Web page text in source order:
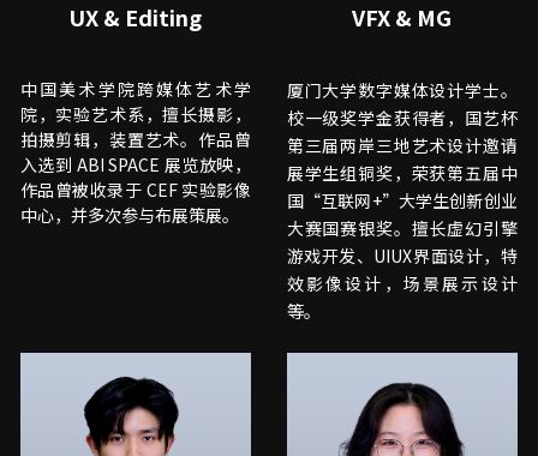
UX & Editing
中国美术学院跨媒体艺术学
院，实验艺术系，擅长摄影，
拍摄剪辑，装置艺术。作品曾
入选到 ABI SPACE 展览放映，
作品曾被收录于 CEF 实验影像
中心，并多次参与布展策展。
VFX & MG
厦门大学数字媒体设计学士。
校一级奖学金获得者，国艺杯
第三届两岸三地艺术设计邀请
展学生组铜奖，荣获第五届中
国“互联网+”大学生创新创业
大赛国赛银奖。擅长虚幻引擎
游戏开发、UIUX界面设计，特
效影像设计，场景展示设计
等。